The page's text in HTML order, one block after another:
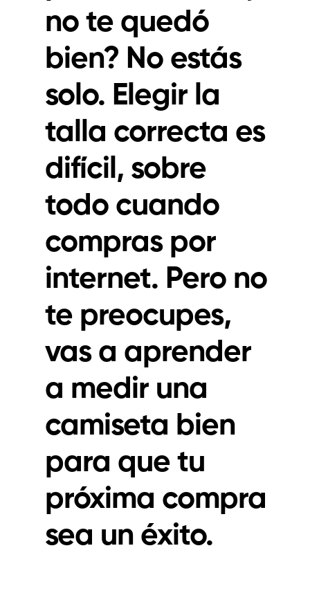
no te quedó
bien? No estás
solo. Elegir la
talla correcta es
difícil, sobre
todo cuando
compras por
internet. Pero no
te preocupes,
vas a aprender
a medir una
camiseta bien
para que tu
próxima compra
sea un éxito.